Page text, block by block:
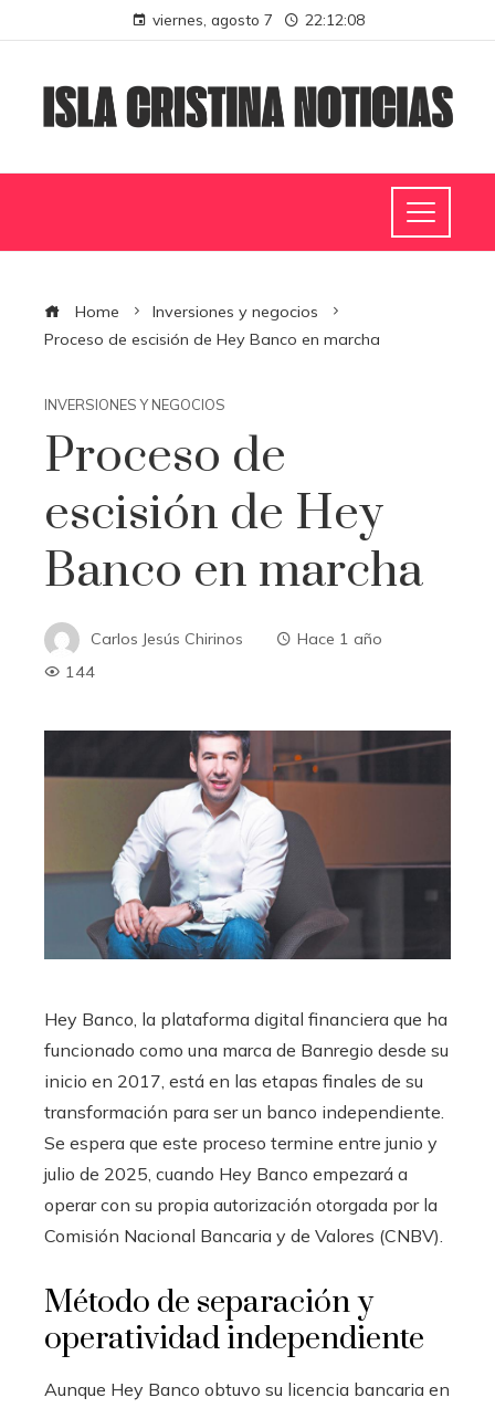
viernes, agosto 7 22:12:09
Home
Inversiones y negocios
Proceso de escisión de Hey Banco en marcha
INVERSIONES Y NEGOCIOS
Proceso de
escisión de Hey
Banco en marcha
Carlos Jesús Chirinos
Hace 1 año
144
Hey Banco, la plataforma digital financiera que ha
funcionado como una marca de Banregio desde su
inicio en 2017, está en las etapas finales de su
transformación para ser un banco independiente.
Se espera que este proceso termine entre junio y
julio de 2025, cuando Hey Banco empezará a
operar con su propia autorización otorgada por la
Comisión Nacional Bancaria y de Valores (CNBV).
Método de separación y
operatividad independiente
Aunque Hey Banco obtuvo su licencia bancaria en